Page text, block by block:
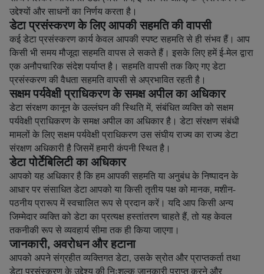
उद्देश्यों और साधनों का निर्णय करता है।
डेटा प्रसंस्करण के लिए आपकी सहमति की वापसी
कई डेटा प्रसंस्करण कार्य केवल आपकी स्पष्ट सहमति से ही संभव हैं। आप
किसी भी समय मौजूदा सहमति वापस ले सकते हैं। इसके लिए हमें ई-मेल द्वारा
एक अनौपचारिक संदेश पर्याप्त है। सहमति वापसी तक किए गए डेटा
प्रसंस्करण की वैधता सहमति वापसी से अप्रभावित रहती है।
सक्षम पर्यवेक्षी प्राधिकरण के समक्ष अपील का अधिकार
डेटा संरक्षण कानून के उल्लंघन की स्थिति में, संबंधित व्यक्ति को सक्षम
पर्यवेक्षी प्राधिकरण के समक्ष अपील का अधिकार है। डेटा संरक्षण संबंधी
मामलों के लिए सक्षम पर्यवेक्षी प्राधिकरण उस संघीय राज्य का राज्य डेटा
संरक्षण अधिकारी है जिसमें हमारी कंपनी स्थित है।
डेटा पोर्टेबिलिटी का अधिकार
आपको यह अधिकार है कि हम आपकी सहमति या अनुबंध के निष्पादन के
आधार पर संसाधित डेटा आपको या किसी तृतीय पक्ष को मानक, मशीन-
पठनीय प्रारूप में स्वचालित रूप से प्रदान करें। यदि आप किसी अन्य
जिम्मेदार व्यक्ति को डेटा का प्रत्यक्ष हस्तांतरण चाहते हैं, तो यह केवल
तकनीकी रूप से व्यवहार्य सीमा तक ही किया जाएगा।
जानकारी, अवरोधन और हटाना
आपको अपने संग्रहीत व्यक्तिगत डेटा, उसके स्रोत और प्राप्तकर्ता तथा